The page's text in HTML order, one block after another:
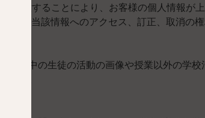
同意することにより、お客様の個人情報が
て、当該情報へのアクセス、訂正、取消の
授業中の生徒の活動の画像や授業以外の学校
める。